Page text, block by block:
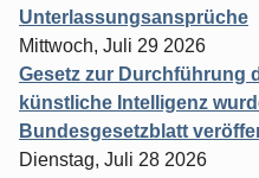
Unterlassungsansprüche
Mittwoch, Juli 29 2026
Gesetz zur Durchführung
künstliche Intelligenz
Bundesgesetzblatt
Dienstag, Juli 28 2026